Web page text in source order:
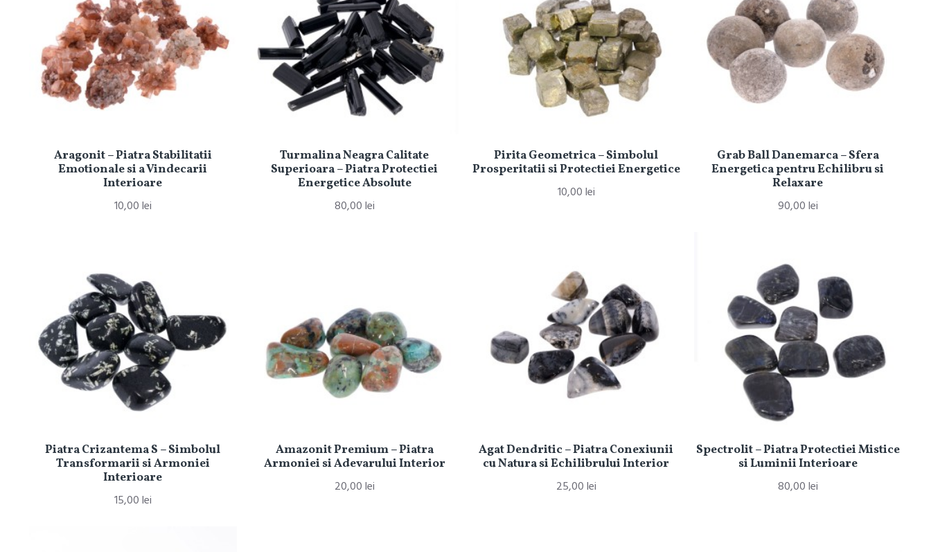
Aragonit – Piatra Stabilitatii
Emotionale si a Vindecarii
Interioare
10,00 lei
Turmalina Neagra Calitate
Superioara – Piatra Protectiei
Energetice Absolute
80,00 lei
Pirita Geometrica – Simbolul
Prosperitatii si Protectiei Energetice
10,00 lei
Grab Ball Danemarca – Sfera
Energetica pentru Echilibru si
Relaxare
90,00 lei
Piatra Crizantema S – Simbolul
Transformarii si Armoniei
Interioare
15,00 lei
Amazonit Premium – Piatra
Armoniei si Adevarului Interior
20,00 lei
Agat Dendritic – Piatra Conexiunii
cu Natura si Echilibrului Interior
25,00 lei
Spectrolit – Piatra Protectiei Mistice
si Luminii Interioare
80,00 lei